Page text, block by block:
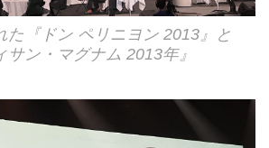
た『ドン ペリニヨン 2013』と
サン・マグナム 2013年』